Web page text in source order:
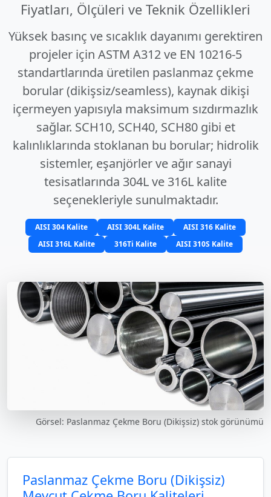
Fiyatları, Ölçüleri ve Teknik Özellikleri
Yüksek basınç ve sıcaklık dayanımı gerektiren
projeler için ASTM A312 ve EN 10216-5
standartlarında üretilen paslanmaz çekme
borular (dikişsiz/seamless), kaynak dikişi
içermeyen yapısıyla maksimum sızdırmazlık
sağlar. SCH10, SCH40, SCH80 gibi et
kalınlıklarında stoklanan bu borular; hidrolik
sistemler, eşanjörler ve ağır sanayi
tesisatlarında 304L ve 316L kalite
seçenekleriyle sunulmaktadır.
AISI 304 Kalite AISI 304L Kalite
AISI 316 Kalite
AISI 316L Kalite
316Ti Kalite AISI 310S Kalite
Görsel: Paslanmaz Çekme Boru (Dikişsiz) stok görünümü
Paslanmaz Çekme Boru (Dikişsiz)